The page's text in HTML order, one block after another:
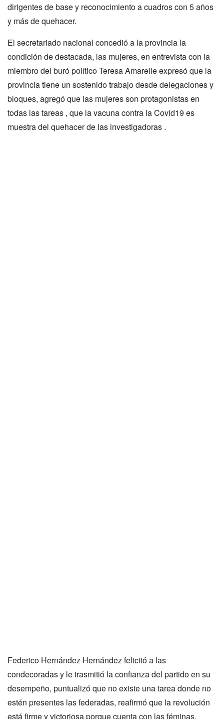
dirigentes de base y reconocimiento a cuadros con 5 años
y más de quehacer.
El secretariado nacional concedió a la provincia la
condición de destacada, las mujeres, en entrevista con la
miembro del buró político Teresa Amarelle expresó que la
provincia tiene un sostenido trabajo desde delegaciones y
bloques, agregó que las mujeres son protagonistas en
todas las tareas , que la vacuna contra la Covid19 es
muestra del quehacer de las investigadoras .
Federico Hernández Hernández felicitó a las
condecoradas y le trasmitió la confianza del partido en su
desempeño, puntualizó que no existe una tarea donde no
estén presentes las federadas, reafirmó que la revolución
está firme y victoriosa porque cuenta con las féminas.